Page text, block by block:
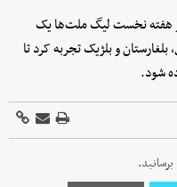
در هفته نخست لیگ ملت‌ها یک
و بلژیک تجربه کرد تا
شود.